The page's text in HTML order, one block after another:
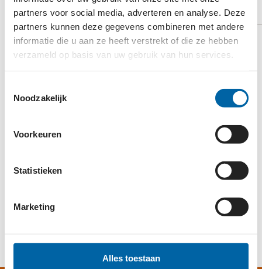
partners voor social media, adverteren en analyse. Deze
partners kunnen deze gegevens combineren met andere
informatie die u aan ze heeft verstrekt of die ze hebben
verzameld op basis van uw gebruik van hun services.
Noodzakelijk
Voorkeuren
Statistieken
Marketing
Alles toestaan
BEKIJK OP YOUTUBE
om deze inhoud te kunnen
bekijken.